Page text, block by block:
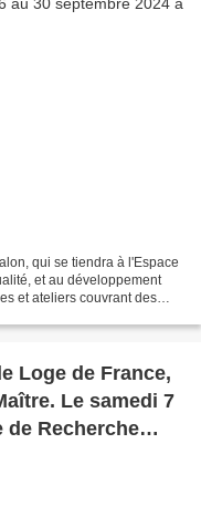
qui se tiendra à l'Espace
et au développement
et ateliers couvrant des
Loge de France,
Le samedi 7
de Recherche